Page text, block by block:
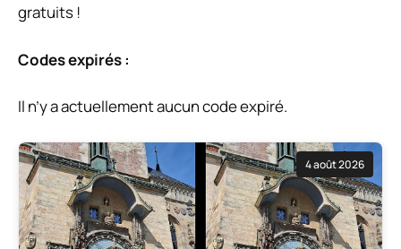
gratuits !
Codes expirés :
Il n’y a actuellement aucun code expiré.
4 août 2026